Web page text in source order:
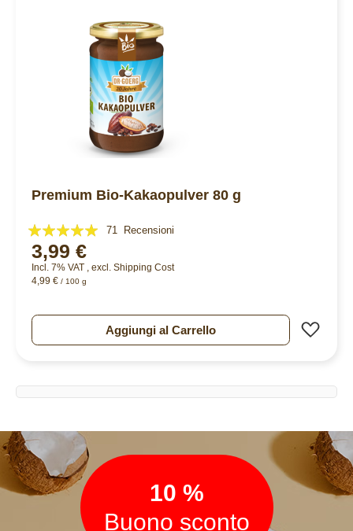
Premium Bio-Kakaopulver 80 g
Valutazione:
99%
71 Recensioni
3,99 €
Incl. 7% VAT , excl. Shipping Cost
4,99 € / 100 g
Aggiungi al Carrello
Newsletter
10 %
Buono sconto